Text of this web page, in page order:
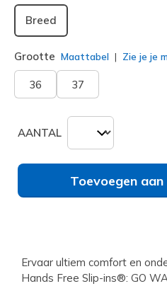
Breed
Grootte Maattabel Zie je je
36 37
AANTAL
Toevoegen
Ervaar ultiem comfort en
Hands Free Slip-ins®: GO